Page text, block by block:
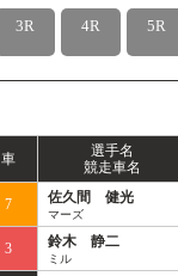
3R 4R 5R
車
選手名
競走車名
7 佐久間 健光
マーズ
3 鈴木 静二
ミル